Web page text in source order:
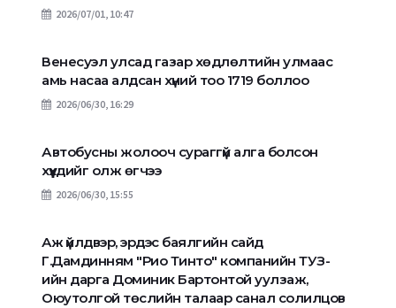
2026/07/01, 10:47
Венесуэл улсад газар хөдлөлтийн улмаас
амь насаа алдсан хүний тоо 1719 боллоо
2026/06/30, 16:29
Автобусны жолооч сураггүй алга болсон
хүүхдийг олж өгчээ
2026/06/30, 15:55
Аж үйлдвэр, эрдэс баялгийн сайд
Г.Дамдинням "Рио Тинто" компанийн ТУЗ-
ийн дарга Доминик Бартонтой уулзаж,
Оюутолгой төслийн талаар санал солилцов